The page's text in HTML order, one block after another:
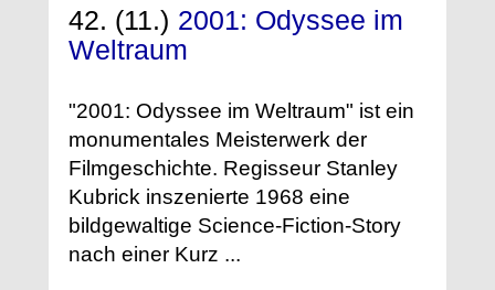
42. (11.) 2001: Odyssee im
Weltraum
"2001: Odyssee im Weltraum" ist ein
monumentales Meisterwerk der
Filmgeschichte. Regisseur Stanley
Kubrick inszenierte 1968 eine
bildgewaltige Science-Fiction-Story
nach einer Kurz ...